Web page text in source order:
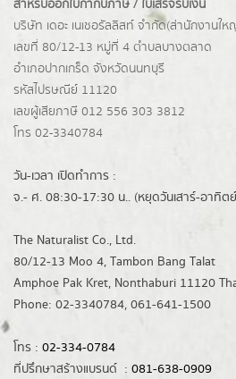
สำหรับออกใบกำกับภาษี / ใบเสร็จรับเงิน
บริษัท เดอะ เนเชอรัลลิสท์ จำกัด(ส่านักงานให
เลขที่ 80/12-13 หมู่ที่ 4 ตำบลบางตลาด
อำเภอปากเกร็ด จังหวัดนนทบุรี
รหัสไปรษณีย์ 11120
เลขผู้เสียภาษี 012 556 303 3812
โทร 02-3340784
วัน-เวลา เปิดทำการ :
จ.- ศ. 08:30-17:30 น.. (หยุดวันเสาร์-อาทิต
The Naturalist Co., Ltd.
80/12-13 Moo 4, Tambon Bang Talat
Amphoe Pak Kret, Nonthaburi 11120
Phone: 02-3340784, 061-641-1500
โทร : 02-334-0784
ที่ปรึกษาสร้างแบรนด์ : 081-638-0909